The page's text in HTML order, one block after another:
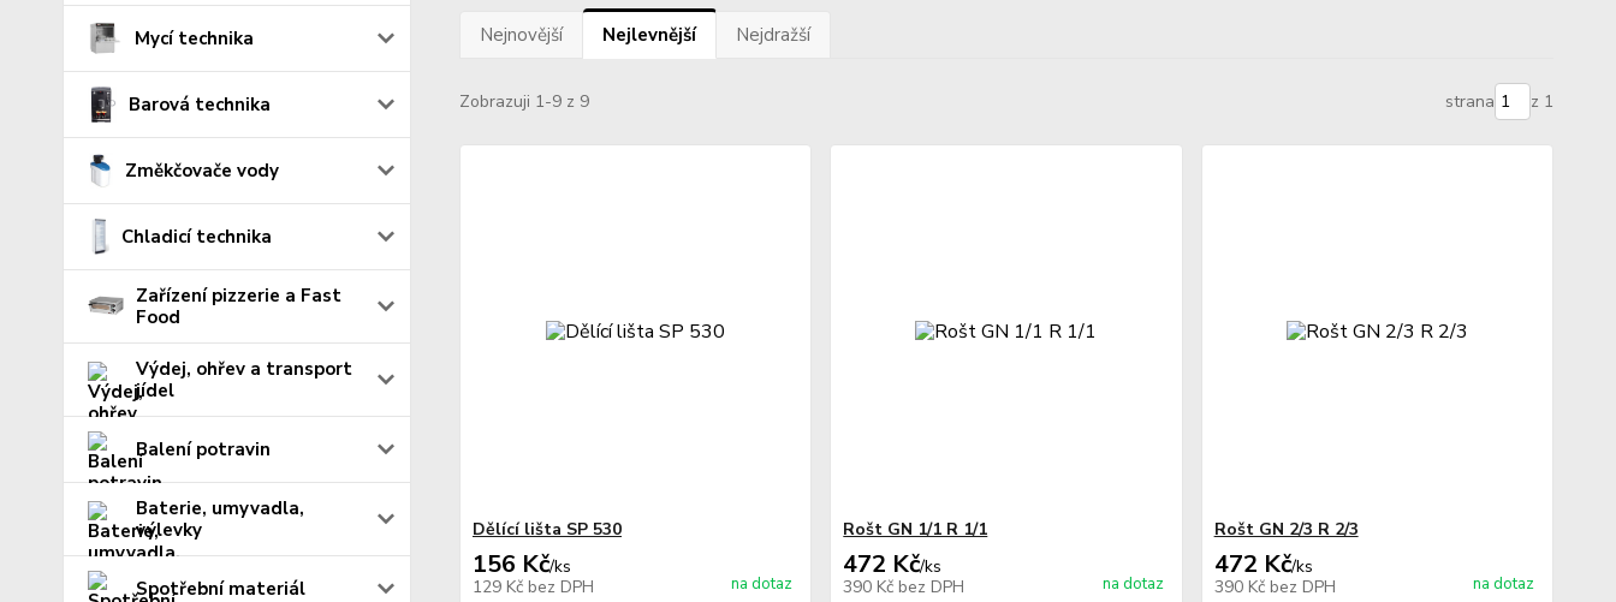
Mycí technika
Barová technika
Změkčovače vody
Chladicí technika
Zařízení pizzerie a Fast
Food
Výdej, ohřev a transport
jídel
Balení potravin
Baterie, umyvadla,
výlevky
Spotřební materiál
Nejnovější Nejlevnější Nejdražší
Zobrazuji 1-9 z 9 strana z 1
Dělící lišta SP 530
156 Kč/ks
129 Kč bez DPH na dotaz
Rošt GN 1/1 R 1/1
472 Kč/ks
390 Kč bez DPH na dotaz
Rošt GN 2/3 R 2/3
472 Kč/ks
390 Kč bez DPH na dotaz